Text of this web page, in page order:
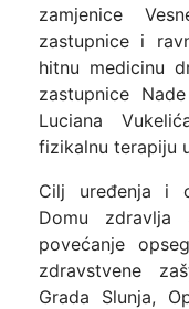
zamjenice
zastupnice i
hitnu medicinu
zastupnice
Luciana
fizikalnu terapiju
Cilj uređenja i
Domu
povećanje
zdravstvene
Grada Slunja,